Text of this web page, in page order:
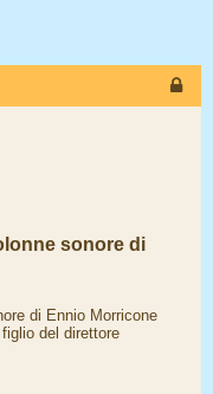
sonore di
di Ennio Morricone
del direttore